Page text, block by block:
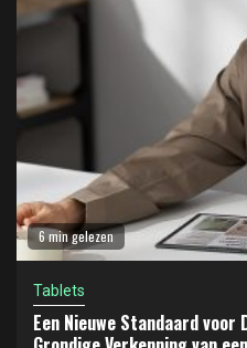
6 min gelezen
Tablets
Een Nieuwe Standaard